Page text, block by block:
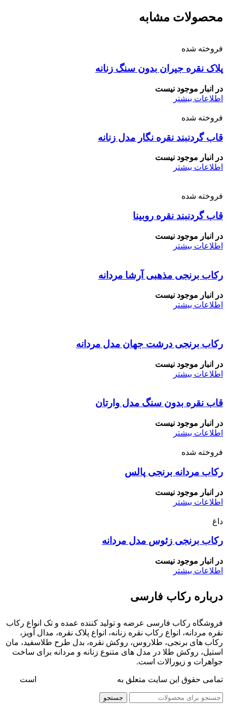
محصولات مشابه
فروخته شده
پلاک نقره جیران بدون سنگ زنانه
در انبار موجود نیست
اطلاعات بیشتر
فروخته شده
قاب گردنبند نقره نگار مدل زنانه
در انبار موجود نیست
اطلاعات بیشتر
فروخته شده
قاب گردنبند نقره روبینا
در انبار موجود نیست
اطلاعات بیشتر
رکاب برنجی مذهبی آرشا مردانه
در انبار موجود نیست
اطلاعات بیشتر
رکاب برنجی درشت جهان مدل مردانه
در انبار موجود نیست
اطلاعات بیشتر
قاب نقره بدون سنگ مدل وارتان
در انبار موجود نیست
اطلاعات بیشتر
فروخته شده
رکاب مردانه برنجی پالس
در انبار موجود نیست
اطلاعات بیشتر
داغ
رکاب برنجی زئوس مدل مردانه
در انبار موجود نیست
اطلاعات بیشتر
درباره رکاب فارسی
فروشگاه رکاب فارسی عرضه و تولید کننده عمده و تک انواع رکاب
نقره مردانه، انواع رکاب نقره زنانه، انواع پلاک نقره، مدال آویز،
رکاب های برنجی، طلاروس، روکش نقره، بدل طرح طلاسفید، مان
استیل، روکش طلا در مدل های متنوع زنانه و مردانه برای ساخت
جواهرات و زیورالات است.
تمامی حقوق این سایت متعلق به است
جستجو